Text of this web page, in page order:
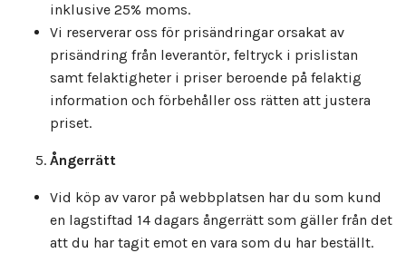
inklusive 25% moms.
Vi reserverar oss för prisändringar orsakat av
prisändring från leverantör, feltryck i prislistan
samt felaktigheter i priser beroende på felaktig
information och förbehåller oss rätten att justera
priset.
Ångerrätt
Vid köp av varor på webbplatsen har du som kund
en lagstiftad 14 dagars ångerrätt som gäller från det
att du har tagit emot en vara som du har beställt.